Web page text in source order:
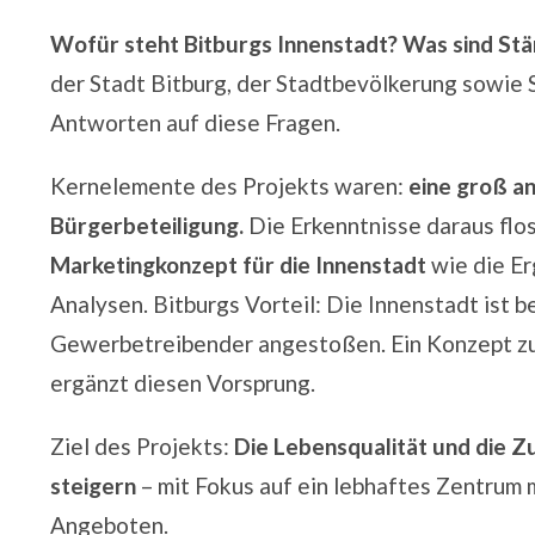
Wofür steht Bitburgs Innenstadt? Was sind
derStadt Bitburg, der Stadtbevölkerung
Antworten auf diese Fragen.
Kernelemente des Projekts waren: eine groß
Bürgerbeteiligung. Die Erkenntnisse daraus
Marketingkonzept für die Innenstadt wie die
Analysen. Bitburgs Vorteil: Die Innenstadt ist
Gewerbetreibender angestoßen. Ein Konzept
ergänzt diesen Vorsprung.
Ziel des Projekts: Die Lebensqualität und die
steigern– mit Fokus auf ein lebhaftes
Angeboten.